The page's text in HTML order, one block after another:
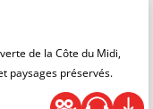
de la Côte du Midi,
paysages préservés.